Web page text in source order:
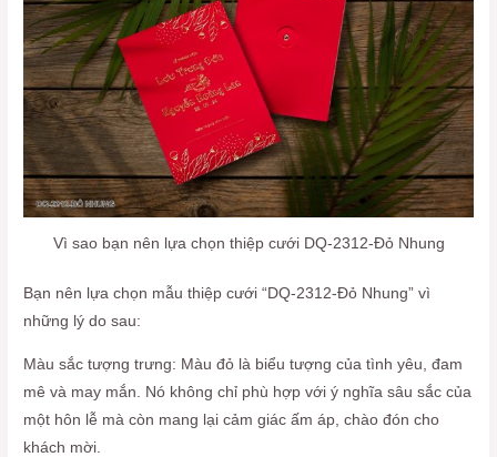
Vì sao bạn nên lựa chọn thiệp cưới DQ-2312-Đỏ Nhung
Bạn nên lựa chọn mẫu thiệp cưới “DQ-2312-Đỏ Nhung” vì
những lý do sau:
Màu sắc tượng trưng: Màu đỏ là biểu tượng của tình yêu, đam
mê và may mắn. Nó không chỉ phù hợp với ý nghĩa sâu sắc của
một hôn lễ mà còn mang lại cảm giác ấm áp, chào đón cho
khách mời.